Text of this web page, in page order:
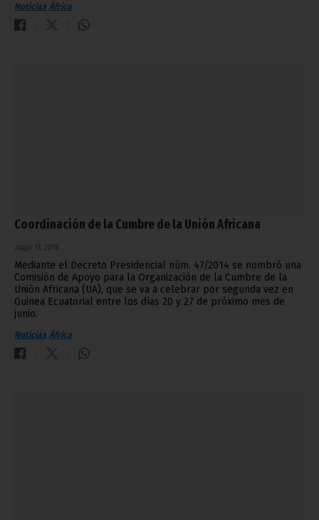
Noticias África
Coordinación de la Cumbre de la Unión Africana
mayo 13, 2014
Mediante el Decreto Presidencial núm. 47/2014 se nombró una
Comisión de Apoyo para la Organización de la Cumbre de la
Unión Africana (UA), que se va a celebrar por segunda vez en
Guinea Ecuatorial entre los días 20 y 27 de próximo mes de
junio.
Noticias África